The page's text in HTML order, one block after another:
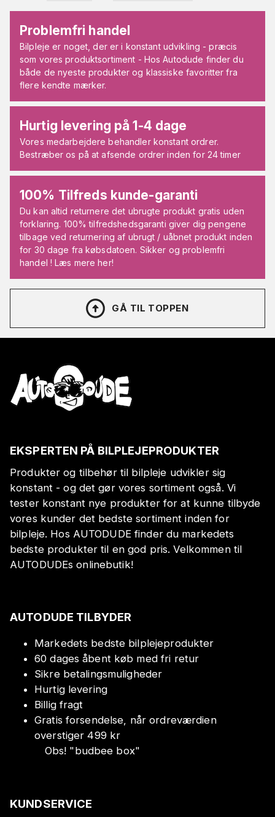
Problemfri handel
Bilpleje er noget, der er i konstant udvikling - præcis
som vores produktsortiment - Hos Autodude finder du
både de nyeste produkter og klassiske favoritter fra
flere kendte mærker.
Hurtig levering på 1-4 dage
Vores medarbejdere behandler konstant ordrer.
Bestræber os på at afsende ordrer inden for 24 timer
100% Tilfreds kunde-garanti
Du kan altid returnere det ubrugte produkt gratis uden
forklaring. 100% tilfredshedsgaranti giver dig pengene
tilbage ved returnering af ubrugt / uåbnet produkt inden
for 30 dage fra købsdatoen. Sikker og problemfri
handel ! Læs mere her!
GÅ TIL TOPPEN
EKSPERTEN PÅ BILPLEJEPRODUKTER
Produkter og tilbehør til bilpleje udvikler sig
konstant - og det gør vores sortiment også. Vi
tester konstant nye produkter for at kunne tilbyde
vores kunder det bedste sortiment inden for
bilpleje. Hos AUTODUDE finder du markedets
bedste produkter til en god pris. Velkommen til
AUTODUDEs onlinebutik!
AUTODUDE TILBYDER
Markedets bedste bilplejeprodukter
60 dages åbent køb med fri retur
Sikre betalingsmuligheder
Hurtig levering
Billig fragt
Gratis forsendelse, når ordreværdien
overstiger 499 kr
Obs! "budbee box"
KUNDSERVICE